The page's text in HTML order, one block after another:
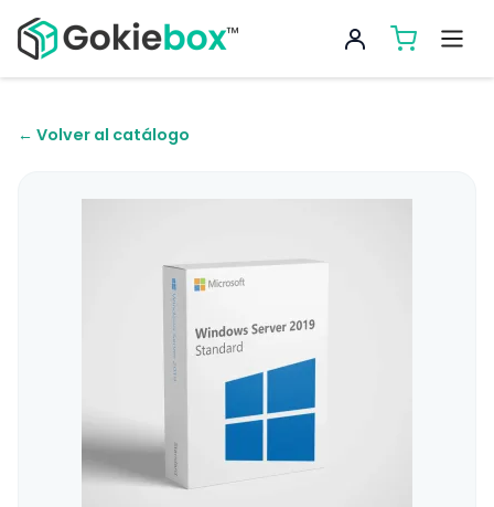
← Volver al catálogo